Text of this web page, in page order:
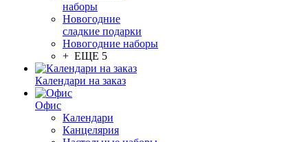
наборы
Новогодние
сладкие подарки
Новогодние наборы
+ ЕЩЕ 5
Календари на заказ
Офис
Календари
Канцелярия